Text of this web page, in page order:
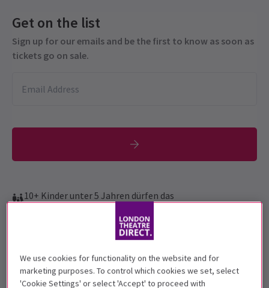
Get on the list
Sign up for our emails and be the first to know as soon as
tickets go on sale.
10+ Kinder unter 5 Jahren dürfen das
London Coliseum
We use cookies for functionality on the website and for
marketing purposes. To control which cookies we set, select
'Cookie Settings' or select 'Accept' to proceed with